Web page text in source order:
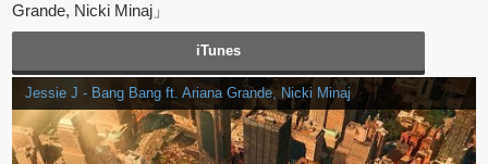
Grande, Nicki Minaj」
iTunes
Jessie J - Bang Bang ft. Ariana Grande, Nicki Minaj